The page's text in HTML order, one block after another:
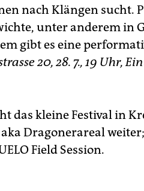
nach Klängen sucht.
unter anderem in
gibt es eine
20, 28. 7., 19 Uhr,
das kleine Festival in
Dragonerareal
Field Session.